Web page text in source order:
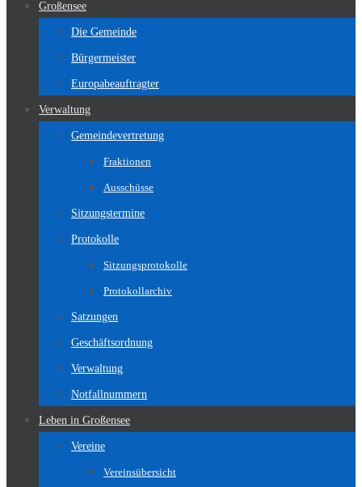
Großensee
Die Gemeinde
Bürgermeister
Europabeauftragter
Verwaltung
Gemeindevertretung
Fraktionen
Ausschüsse
Sitzungstermine
Protokolle
Sitzungsprotokolle
Protokollarchiv
Satzungen
Geschäftsordnung
Verwaltung
Notfallnummern
Leben in Großensee
Vereine
Vereinsübersicht